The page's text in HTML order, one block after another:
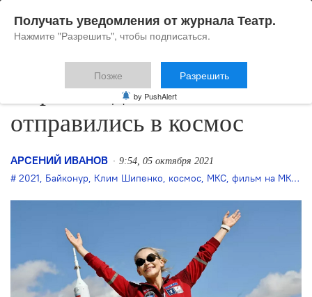
Пересильд и Шипенко
отправились в космос
АРСЕНИЙ ИВАНОВ 9:54, 05 октября 2021
2021, Байконур, Клим Шипенко, космос, МКС, фильм на МКС ,
Получать уведомления от журнала Театр.
Нажмите "Разрешить", чтобы подписаться.
Позже Разрешить
by PushAlert